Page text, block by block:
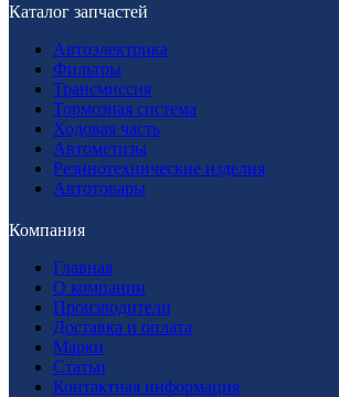
Каталог запчастей
Автоэлектрика
Фильтры
Трансмиссия
Тормозная система
Ходовая часть
Автометизы
Резинотехнические изделия
Автотовары
Компания
Главная
О компании
Производители
Доставка и оплата
Марки
Статьи
Контактная информация